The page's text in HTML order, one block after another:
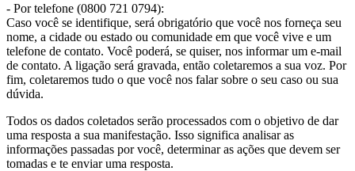
- Por telefone (0800 721 0794):
Caso você se identifique, será obrigatório que você nos forneça seu
nome, a cidade ou estado ou comunidade em que você vive e um
telefone de contato. Você poderá, se quiser, nos informar um e-mail
de contato. A ligação será gravada, então coletaremos a sua voz. Por
fim, coletaremos tudo o que você nos falar sobre o seu caso ou sua
dúvida.
Todos os dados coletados serão processados com o objetivo de dar
uma resposta a sua manifestação. Isso significa analisar as
informações passadas por você, determinar as ações que devem ser
tomadas e te enviar uma resposta.